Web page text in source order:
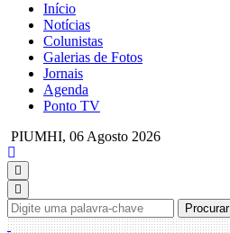
Início
Notícias
Colunistas
Galerias de Fotos
Jornais
Agenda
Ponto TV
PIUMHI, 06 Agosto 2026
Procurar